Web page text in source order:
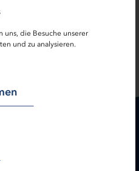
uns, die Besuche unserer
und zu analysieren.